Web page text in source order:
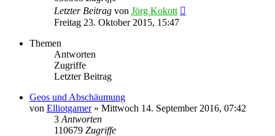
Letzter Beitrag von Jörg Kokott
Freitag 23. Oktober 2015, 15:47
Themen
Antworten
Zugriffe
Letzter Beitrag
Geos und Abschäumung
von Elliotgamer» Mittwoch 14. September 2016, 07:42
3 Antworten
110679 Zugriffe